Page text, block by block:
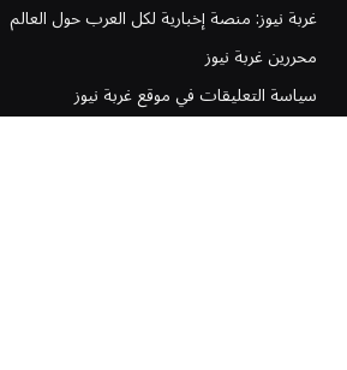
غربة نيوز: منصة إخبارية لكل العرب حول العالم
محررين غربة نيوز
سياسة التعليقات في موقع غربة نيوز